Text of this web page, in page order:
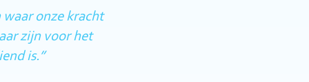
waar onze kracht
zijn voor het
is.”